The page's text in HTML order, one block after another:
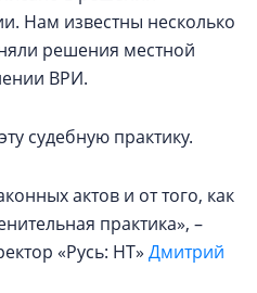
Нам известны несколько
решения местной
ВРИ.
судебную практику.
актов и от того, как
практика», –
«Русь: НТ» Дмитрий